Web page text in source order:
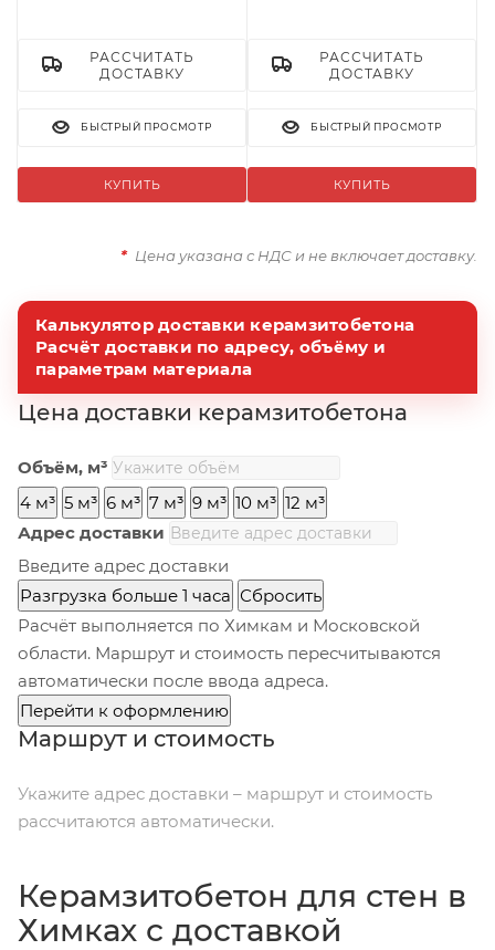
КУПИТЬ
РАССЧИТАТЬ
ДОСТАВКУ
БЫСТРЫЙ ПРОСМОТР
КУПИТЬ
РАССЧИТАТЬ
ДОСТАВКУ
БЫСТРЫЙ ПРОСМОТР
* Цена указана с НДС и не включает доставку.
Калькулятор доставки керамзитобетона
Расчёт доставки по адресу, объёму и
параметрам материала
Цена доставки керамзитобетона
Объём, м³
4 м³ 5 м³ 6 м³ 7 м³ 9 м³ 10 м³ 12 м³
Адрес доставки
Введите адрес доставки
Разгрузка больше 1 часа Сбросить
Расчёт выполняется по Химкам и Московской
области. Маршрут и стоимость пересчитываются
автоматически после ввода адреса.
Перейти к оформлению
Маршрут и стоимость
Укажите адрес доставки – маршрут и стоимость
рассчитаются автоматически.
Керамзитобетон для стен в
Химках с доставкой